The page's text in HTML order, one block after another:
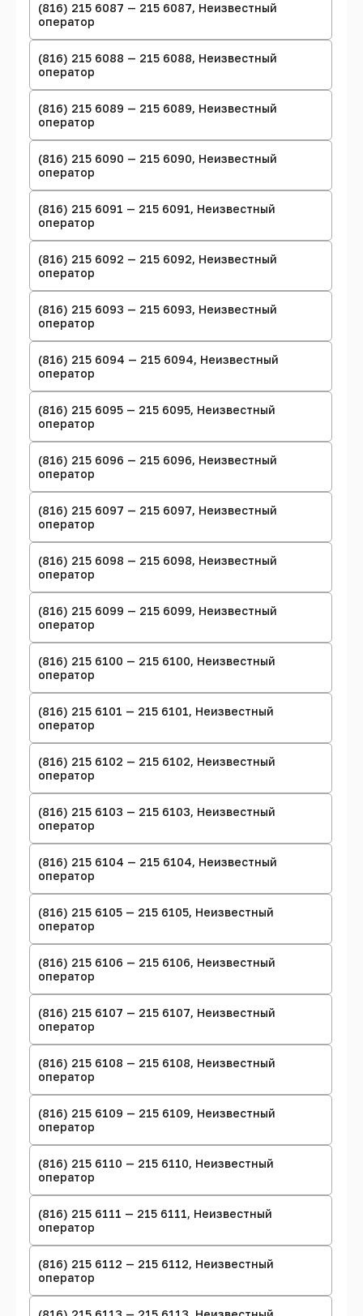
(816) 215 6087 — 215 6087, Неизвестный
оператор
(816) 215 6088 — 215 6088, Неизвестный
оператор
(816) 215 6089 — 215 6089, Неизвестный
оператор
(816) 215 6090 — 215 6090, Неизвестный
оператор
(816) 215 6091 — 215 6091, Неизвестный
оператор
(816) 215 6092 — 215 6092, Неизвестный
оператор
(816) 215 6093 — 215 6093, Неизвестный
оператор
(816) 215 6094 — 215 6094, Неизвестный
оператор
(816) 215 6095 — 215 6095, Неизвестный
оператор
(816) 215 6096 — 215 6096, Неизвестный
оператор
(816) 215 6097 — 215 6097, Неизвестный
оператор
(816) 215 6098 — 215 6098, Неизвестный
оператор
(816) 215 6099 — 215 6099, Неизвестный
оператор
(816) 215 6100 — 215 6100, Неизвестный
оператор
(816) 215 6101 — 215 6101, Неизвестный
оператор
(816) 215 6102 — 215 6102, Неизвестный
оператор
(816) 215 6103 — 215 6103, Неизвестный
оператор
(816) 215 6104 — 215 6104, Неизвестный
оператор
(816) 215 6105 — 215 6105, Неизвестный
оператор
(816) 215 6106 — 215 6106, Неизвестный
оператор
(816) 215 6107 — 215 6107, Неизвестный
оператор
(816) 215 6108 — 215 6108, Неизвестный
оператор
(816) 215 6109 — 215 6109, Неизвестный
оператор
(816) 215 6110 — 215 6110, Неизвестный
оператор
(816) 215 6111 — 215 6111, Неизвестный
оператор
(816) 215 6112 — 215 6112, Неизвестный
оператор